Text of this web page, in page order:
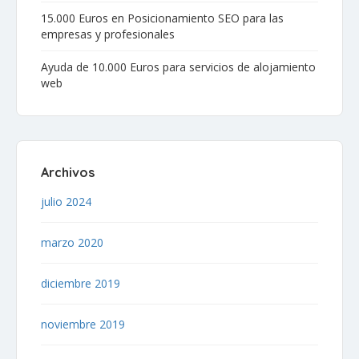
15.000 Euros en Posicionamiento SEO para las
empresas y profesionales
Ayuda de 10.000 Euros para servicios de alojamiento
web
Archivos
julio 2024
marzo 2020
diciembre 2019
noviembre 2019